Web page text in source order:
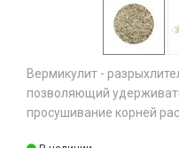
Вермикулит -
позволяющий
просушивание корней